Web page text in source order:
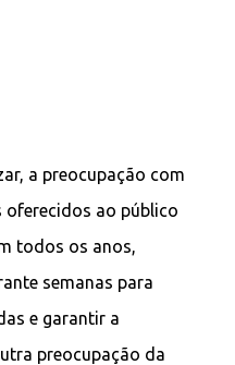
a preocupação com
ao público
todos os anos,
semanas para
e garantir a
preocupação da